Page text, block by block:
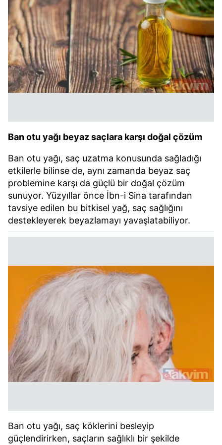
vasıtasıyla belirleyebilirsiniz. Çerezlere ilişkin detaylı bilgi
için Ayarlar butonuna tıklayabilir,Çerez Bilgilendirme
Metnimizi
ziyaret edebilirsiniz.
6698 sayılı Kişisel Verilerin Korunması Kanunu uyarınca
hazırlanmış Aydınlatma Metnimizi okumak ve sitemizde
ilgili mevzuata uygun olarak kullanılan çerezlerle ilgili bilgi
almak için lütfen tıklayınız .
Ban otu yağı beyaz saçlara karşı doğal çözüm
Ban otu yağı, saç uzatma konusunda sağladığı
etkilerle bilinse de, aynı zamanda beyaz saç
problemine karşı da güçlü bir doğal çözüm
sunuyor. Yüzyıllar önce İbn-i Sina tarafından
tavsiye edilen bu bitkisel yağ, saç sağlığını
destekleyerek beyazlamayı yavaşlatabiliyor.
Ban otu yağı, saç köklerini besleyip
güçlendirirken, saçların sağlıklı bir şekilde